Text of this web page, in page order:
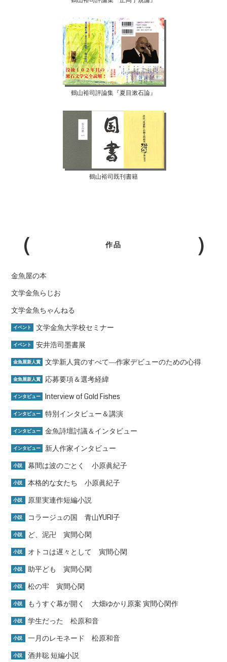
鶴山裕司評論集『夏目漱石論』
鶴山裕司既刊書籍
作品
金魚屋の本
文学金魚らじお
文学金魚ちゃんねる
イベント 文学金魚大学校セミナー
イベント 安井浩司墨書展
金魚屋新人賞 文学新人賞のすべて―作家デビューのための心得
金魚屋新人賞 応募要項＆選考経緯
インタビュー Interview of Gold Fishes
インタビュー 特別インタビュー＆講演
インタビュー 金魚詩壇討議＆インタビュー
インタビュー 新人作家インタビュー
小説 幕間は波のごとく 小原眞紀子
小説 本格的な女たち 小原眞紀子
小説 原里実連作短編小説
小説 コラージュの国 青山YURI子
小説 ど、泥卍 寅間心閑
小説 オトコは遅々として 寅間心閑
小説 助平ども 寅間心閑
小説 松の牢 寅間心閑
小説 もうすぐ幕が開く 大畑ゆかり原案 寅間心閑作
小説 学生だった 松原和音
小説 一月のレモネード 松原和音
小説 酒井聡 短編小説